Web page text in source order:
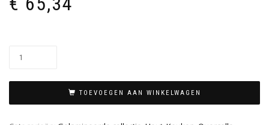
TOEVOEGEN AAN WINKELWAGEN